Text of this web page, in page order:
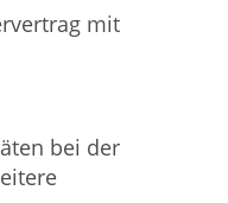
mit
bei der